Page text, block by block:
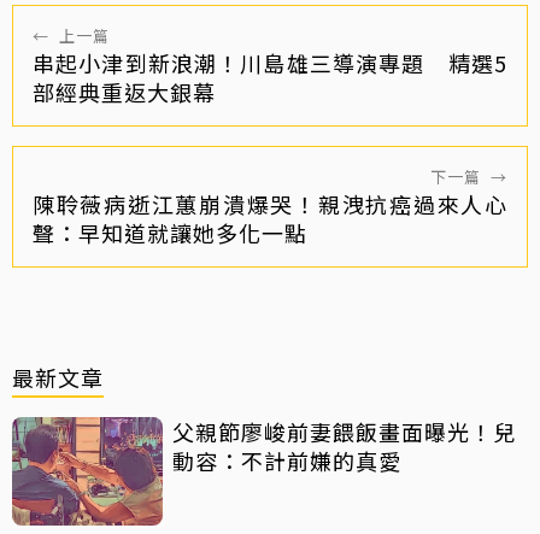
← 上一篇
串起小津到新浪潮！川島雄三導演專題 精選5
部經典重返大銀幕
下一篇 →
陳聆薇病逝江蕙崩潰爆哭！親洩抗癌過來人心
聲：早知道就讓她多化一點
最新文章
父親節廖峻前妻餵飯畫面曝光！兒
動容：不計前嫌的真愛